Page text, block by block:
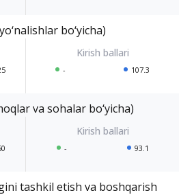
bo‘yicha)
- 107.3
va sohalar bo‘yicha)
- 93.1
tashkil etish va boshqarish